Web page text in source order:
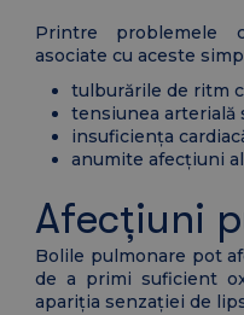
Printre problemele
asociate cu aceste
tulburările de ritm
tensiunea arterială
insuficiența
anumite afecțiuni
Afecțiuni
Bolile pulmonare pot
de a primi suficient
apariția senzației de